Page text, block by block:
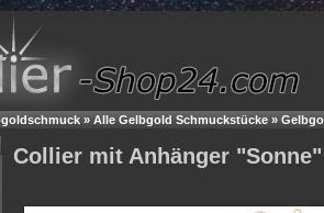
» Alle Gelbgold Schmuckstücke »
Collier mit Anhänger